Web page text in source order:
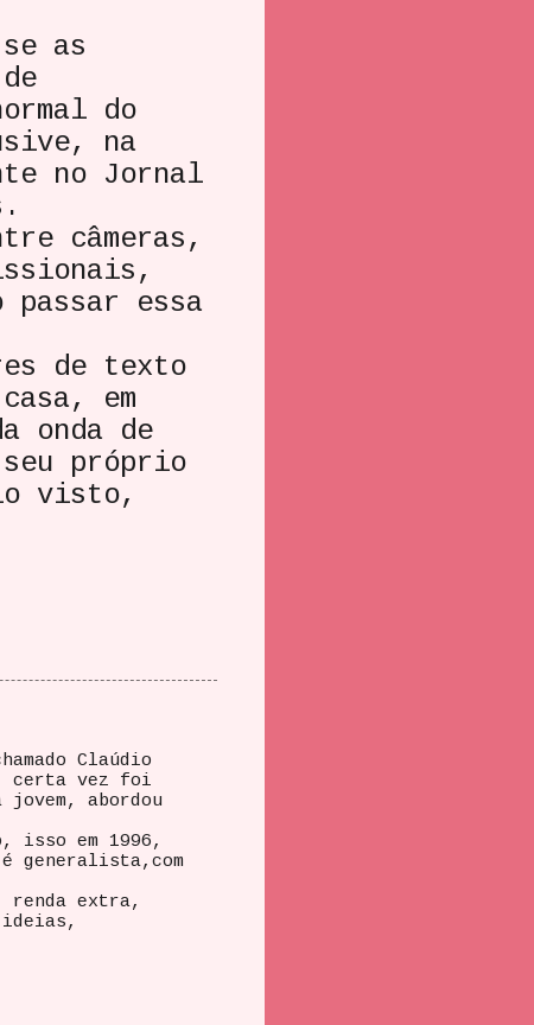
as
do
na
no Jornal
câmeras,
passar essa
de texto
em
onda de
próprio
visto,
Claúdio
certa vez foi
jovem, abordou
isso em 1996,
generalista,com
renda extra,
ideias,